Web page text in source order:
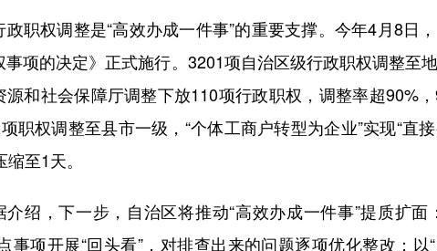
权调整是“高效办成一件事”的重要支撑。今年4月8日
事项的决定》正式施行。3201项自治区级行政职权调整至
源和社会保障厅调整下放110项行政职权，调整率超90%
职权调整至县市一级，“个体工商户转型为企业”实现“直
至1天。
，下一步，自治区将推动“高效办成一件事”提质扩面
事项开展“回头看”，对排查出来的问题逐项优化整改；